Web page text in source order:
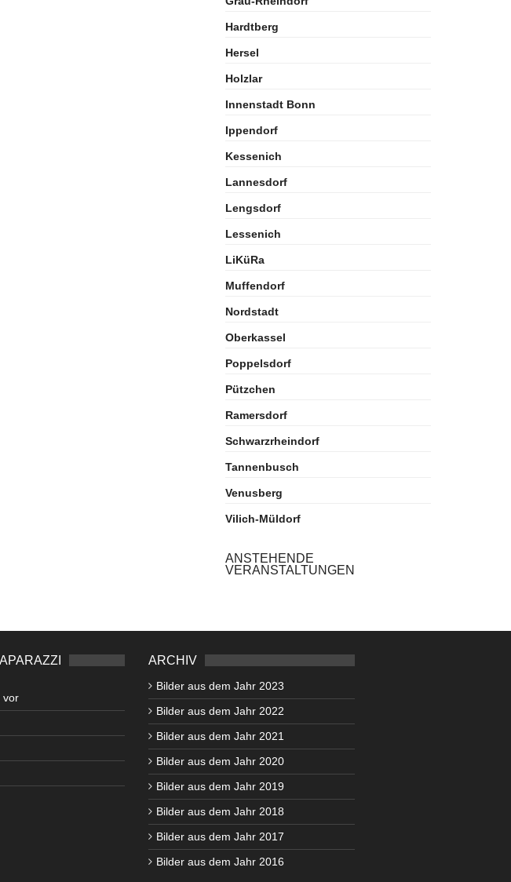
Hardtberg
Hersel
Holzlar
Innenstadt Bonn
Ippendorf
Kessenich
Lannesdorf
Lengsdorf
Lessenich
LiKüRa
Muffendorf
Nordstadt
Oberkassel
Poppelsdorf
Pützchen
Ramersdorf
Schwarzrheindorf
Tannenbusch
Venusberg
Vilich-Müldorf
ANSTEHENDE
VERANSTALTUNGEN
vor
ARCHIV
Bilder aus dem Jahr 2023
Bilder aus dem Jahr 2022
Bilder aus dem Jahr 2021
Bilder aus dem Jahr 2020
Bilder aus dem Jahr 2019
Bilder aus dem Jahr 2018
Bilder aus dem Jahr 2017
Bilder aus dem Jahr 2016